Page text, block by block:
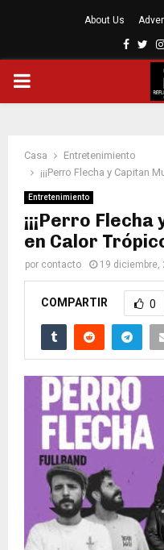
About Us
MENÚ
Casa
Entretenimiento
¡¡¡Perro Flecha y Capitan
Entretenimiento
¡¡¡Perro
en Calor
por contacto 19 diciembre,
COMPARTIR 0